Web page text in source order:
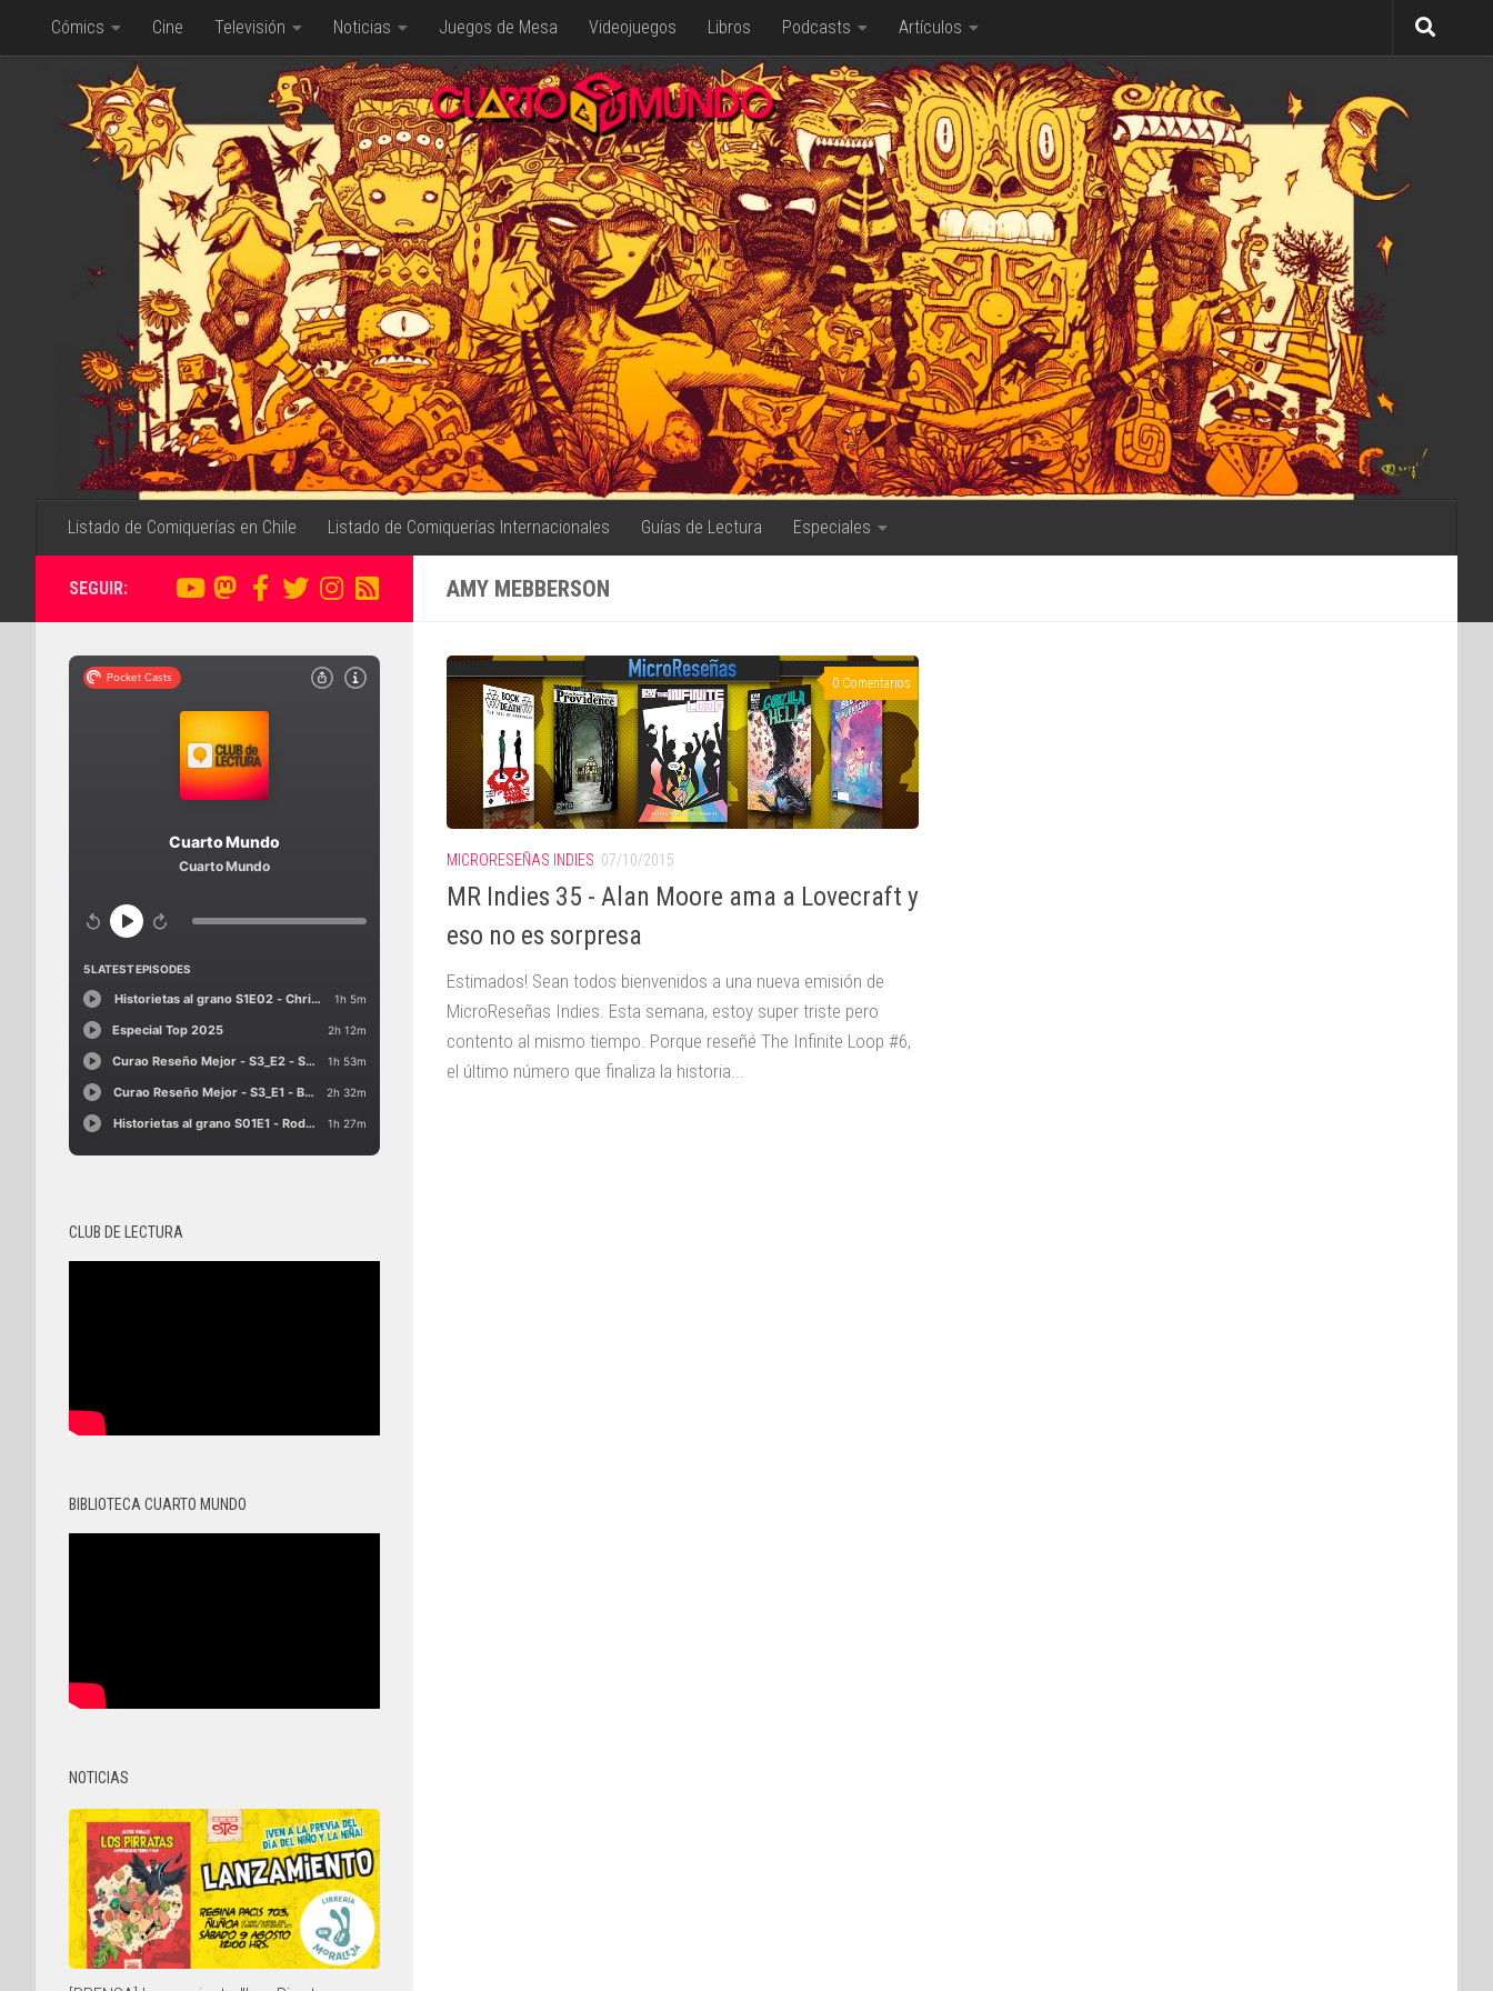
Saltar al contenido
Cómics Cine Televisión Noticias Juegos de Mesa Videojuegos Libros Podcasts Artículos
Listado de Comiquerías en Chile Listado de Comiquerías Internacionales Guías de Lectura Especiales
AMY MEBBERSON
0 Comentarios
MICRORESEÑAS INDIES 07/10/2015
MR Indies 35 - Alan Moore ama a Lovecraft y
eso no es sorpresa
Estimados! Sean todos bienvenidos a una nueva emisión de
MicroReseñas Indies. Esta semana, estoy super triste pero
contento al mismo tiempo. Porque reseñé The Infinite Loop #6,
el último número que finaliza la historia...
SEGUIR:
CLUB DE LECTURA
BIBLIOTECA CUARTO MUNDO
NOTICIAS